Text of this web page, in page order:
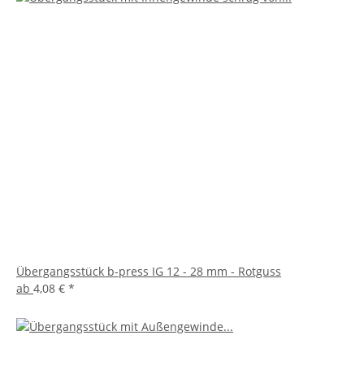
Übergangsstück b-press IG 12 - 28 mm - Rotguss
ab 4,08 € *